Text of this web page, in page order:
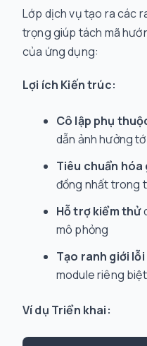
Lớp dịch vụ tạo ra các
trọng giúp tách mã
của ứng dụng:
Lợi ích Kiến trúc:
Cô lập phụ
dẫn ảnh hưởng
Tiêu chuẩn hóa
đồng nhất trong
Hỗ trợ kiểm thử
mô phỏng
Tạo ranh giới lỗi
module riêng biệt
Ví dụ Triển khai: